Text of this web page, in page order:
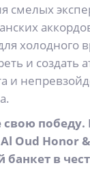
смелых
холодного
и создать
и
победу.
Oud Honor
в